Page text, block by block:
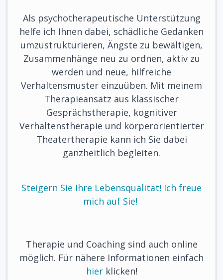
Als psychotherapeutische Unterstützung
helfe ich Ihnen dabei, schädliche Gedanken
umzustrukturieren, Ängste zu bewältigen,
Zusammenhänge neu zu ordnen, aktiv zu
werden und neue, hilfreiche
Verhaltensmuster einzuüben. Mit meinem
Therapieansatz aus klassischer
Gesprächstherapie, kognitiver
Verhaltenstherapie und körperorientierter
Theatertherapie kann ich Sie dabei
ganzheitlich begleiten.
Steigern Sie Ihre Lebensqualität! Ich freue
mich auf Sie!
Therapie und Coaching sind auch online
möglich. Für nähere Informationen einfach
hierklicken!